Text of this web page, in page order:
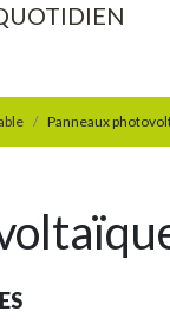
Panneaux